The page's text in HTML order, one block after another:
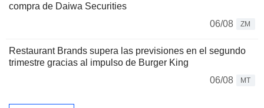
compra de Daiwa Securities
06/08
ZM
Restaurant Brands supera las previsiones en el segundo
trimestre gracias al impulso de Burger King
06/08
MT